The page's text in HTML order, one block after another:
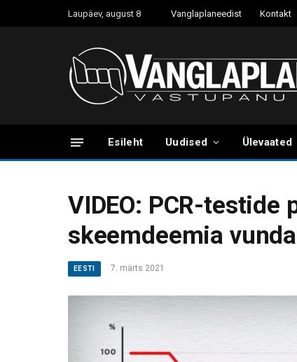
Laupäev, august 8 Vanglaplaneedist Kontakt
Esileht Uudised Ülevaated
VIDEO: PCR-testide
skeemdeemia
EESTI 7. märts 2021